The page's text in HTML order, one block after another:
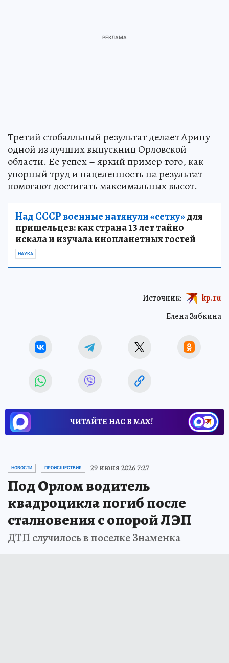
Третий стобалльный результат делает Арину
одной из лучших выпускниц Орловской
области. Ее успех – яркий пример того, как
упорный труд и нацеленность на результат
помогают достигать максимальных высот.
Над СССР военные натянули «сетку»для
пришельцев: как страна 13 лет тайно
искала и изучала инопланетных гостей
НАУКА
Елена Зябкина
Источник: kp.ru
ЧИТАЙТЕ НАС В МАХ!
НОВОСТИ ПРОИСШЕСТВИЯ 29 июня 2026 7:27
Под Орлом водитель
квадроцикла погиб после
сталновения с опорой ЛЭП
ДТП случилось в поселке Знаменка